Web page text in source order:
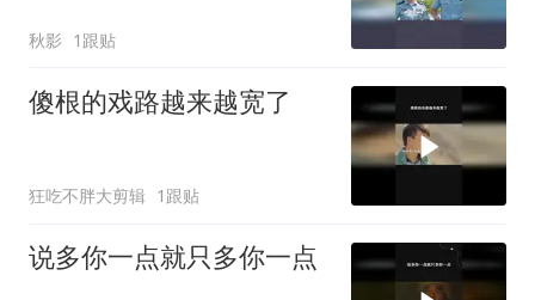
秋影 1跟贴
傻根的戏路越来越宽了
狂吃不胖大剪辑 1跟贴
说多你一点就只多你一点